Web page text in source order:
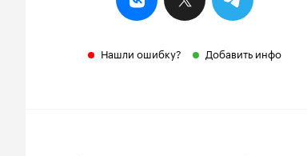
Нашли ошибку? Добавить инфо